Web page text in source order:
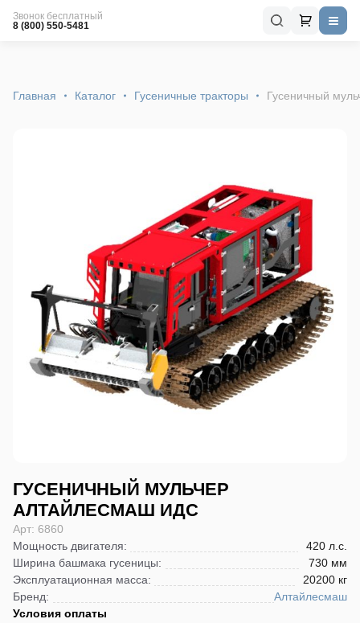
Звонок бесплатный
8 (800) 550-5481
Главная Каталог Гусеничные тракторы Гусеничный
ГУСЕНИЧНЫЙ МУЛЬЧЕР
АЛТАЙЛЕСМАШ ИДС
Арт: 6860
Мощность двигателя:
420 л.с.
Ширина башмака гусеницы:
730 мм
Эксплуатационная масса:
20200 кг
Бренд:
Алтайлесмаш
Условия оплаты